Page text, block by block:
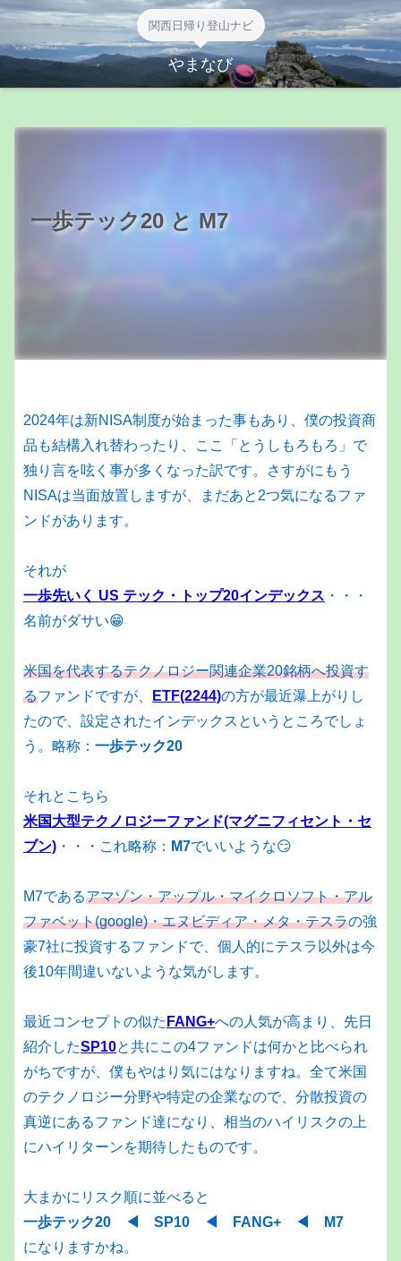
関西日帰り登山ナビ
やまなび
一歩テック20 と M7
2024年は新NISA制度が始まった事もあり、僕の投資商
品も結構入れ替わったり、ここ「とうしもろもろ」で
独り言を呟く事が多くなった訳です。さすがにもう
NISAは当面放置しますが、まだあと2つ気になるファ
ンドがあります。
それが
一歩先いく US テック・トップ20インデックス ・・・
名前がダサい😁
米国を代表するテクノロジー関連企業20銘柄へ投資す
るファンドですが、 ETF(2244)の方が最近瀑上がりし
たので、設定されたインデックスというところでしょ
う。略称： 一歩テック20
それとこちら
米国大型テクノロジーファンド(マグニフィセント・セ
ブン) ・・・これ略称： M7でいいような😏
M7であるアマゾン・アップル・マイクロソフト・アル
ファベット(google)・エヌビディア・メタ・テスラの強
豪7社に投資するファンドで、個人的にテスラ以外は今
後10年間違いないような気がします。
最近コンセプトの似た FANG+への人気が高まり、先日
紹介したSP10と共にこの4ファンドは何かと比べられ
がちですが、僕もやはり気にはなりますね。全て米国
のテクノロジー分野や特定の企業なので、分散投資の
真逆にあるファンド達になり、相当のハイリスクの上
にハイリターンを期待したものです。
大まかにリスク順に並べると
一歩テック20 ◀ SP10 ◀ FANG+ ◀ M7
になりますかね。